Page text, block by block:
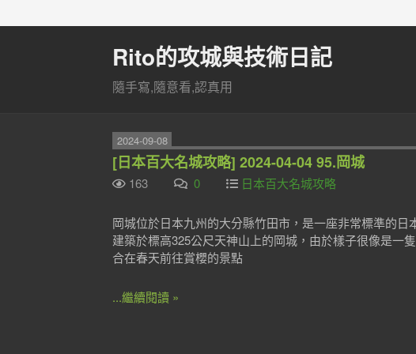
Rito的攻城與技術日記
隨手寫,隨意看,認真用
2024-09-08
[日本百大名城攻略] 2024-04-04 95.岡城
163 0 日本百大名城攻略
岡城位於日本九州的大分縣竹田市，是一座非常標準的日
建築於標高325公尺天神山上的岡城，由於樣子很像是一
合在春天前往賞櫻的景點
...繼續閱讀 »